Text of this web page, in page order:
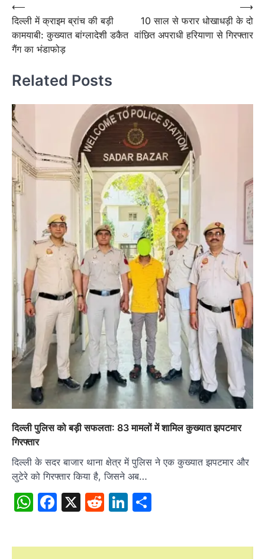
Post
navigation
⟵
दिल्ली में क्राइम ब्रांच की बड़ी
कामयाबी: कुख्यात बांग्लादेशी डकैत
गैंग का भंडाफोड़
10 साल से फरार धोखाधड़ी के दो
वांछित अपराधी हरियाणा से गिरफ्तार
⟶
Related Posts
दिल्ली पुलिस को बड़ी सफलता: 83 मामलों में शामिल कुख्यात झपटमार
गिरफ्तार
दिल्ली के सदर बाजार थाना क्षेत्र में पुलिस ने एक कुख्यात झपटमार और
लुटेरे को गिरफ्तार किया है, जिसने अब…
WhatsApp
Facebook
X RedditLinkedIn